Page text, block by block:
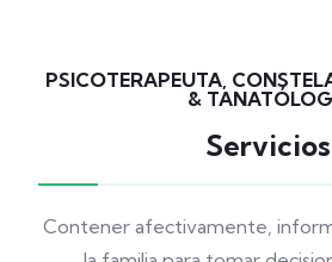
PSICOTERAPEUTA,
&
Servicios
Contener afectivamente,